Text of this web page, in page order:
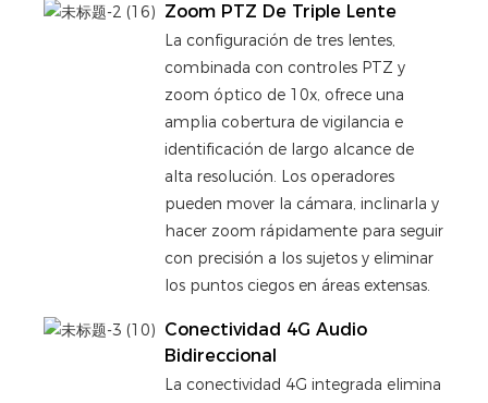
Zoom PTZ De Triple Lente
La configuración de tres lentes,
combinada con controles PTZ y
zoom óptico de 10x, ofrece una
amplia cobertura de vigilancia e
identificación de largo alcance de
alta resolución. Los operadores
pueden mover la cámara, inclinarla y
hacer zoom rápidamente para seguir
con precisión a los sujetos y eliminar
los puntos ciegos en áreas extensas.
Conectividad 4G Audio
Bidireccional
La conectividad 4G integrada elimina